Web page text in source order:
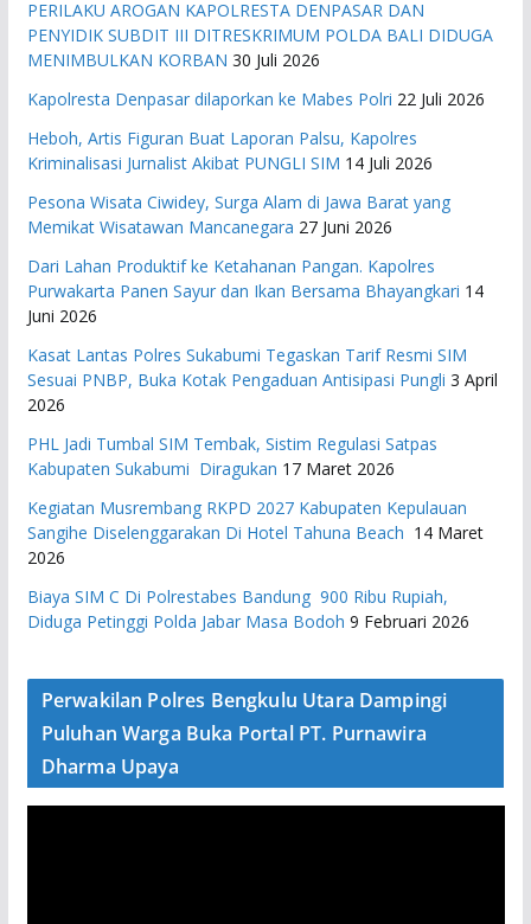
PERILAKU AROGAN KAPOLRESTA DENPASAR DAN
PENYIDIK SUBDIT III DITRESKRIMUM POLDA BALI DIDUGA
MENIMBULKAN KORBAN 30 Juli 2026
Kapolresta Denpasar dilaporkan ke Mabes Polri 22 Juli 2026
Heboh, Artis Figuran Buat Laporan Palsu, Kapolres
Kriminalisasi Jurnalist Akibat PUNGLI SIM 14 Juli 2026
Pesona Wisata Ciwidey, Surga Alam di Jawa Barat yang
Memikat Wisatawan Mancanegara 27 Juni 2026
Dari Lahan Produktif ke Ketahanan Pangan. Kapolres
Purwakarta Panen Sayur dan Ikan Bersama Bhayangkari 14
Juni 2026
Kasat Lantas Polres Sukabumi Tegaskan Tarif Resmi SIM
Sesuai PNBP, Buka Kotak Pengaduan Antisipasi Pungli 3 April
2026
PHL Jadi Tumbal SIM Tembak, Sistim Regulasi Satpas
Kabupaten Sukabumi Diragukan 17 Maret 2026
Kegiatan Musrembang RKPD 2027 ​Kabupaten Kepulauan
Sangihe Diselenggarakan Di Hotel Tahuna Beach 14 Maret
2026
Biaya SIM C Di Polrestabes Bandung 900 Ribu Rupiah,
Diduga Petinggi Polda Jabar Masa Bodoh 9 Februari 2026
Perwakilan Polres Bengkulu Utara Dampingi
Puluhan Warga Buka Portal PT. Purnawira
Dharma Upaya